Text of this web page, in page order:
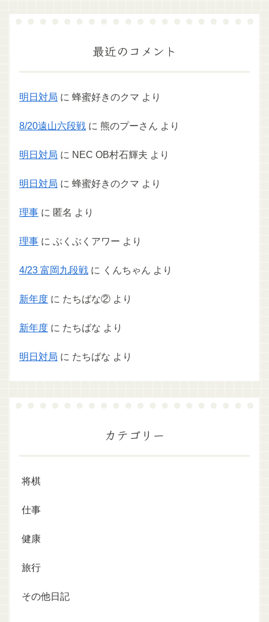
最近のコメント
明日対局 に 蜂蜜好きのクマ より
8/20遠山六段戦 に 熊のプーさん より
明日対局 に NEC OB村石輝夫 より
明日対局 に 蜂蜜好きのクマ より
理事 に 匿名 より
理事 に ぶくぶくアワー より
4/23 富岡九段戦 に くんちゃん より
新年度 に たちばな② より
新年度 に たちばな より
明日対局 に たちばな より
カテゴリー
将棋
仕事
健康
旅行
その他日記